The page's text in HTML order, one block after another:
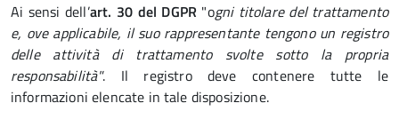
Ai sensi dell’art. 30 del DGPR "ogni titolare del trattamento
e, ove applicabile, il suo rappresentante tengono un registro
delle attività di trattamento svolte sotto la propria
responsabilità". Il registro deve contenere tutte le
informazioni elencate in tale disposizione.